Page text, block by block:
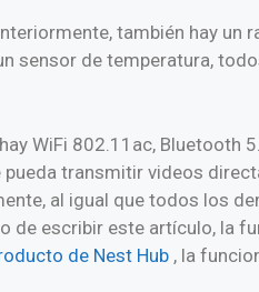
también hay un
sensor de temperatura,
WiFi 802.11ac, Bluetooth
transmitir videos
al igual que todos los
de escribir este artículo, la
de Nest Hub , la